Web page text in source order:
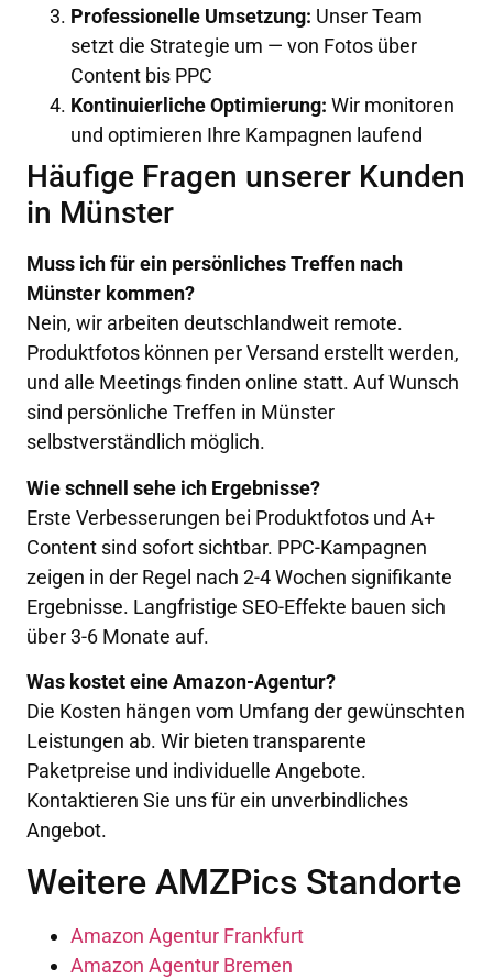
Professionelle Umsetzung: Unser Team
setzt die Strategie um — von Fotos über
Content bis PPC
Kontinuierliche Optimierung: Wir monitoren
und optimieren Ihre Kampagnen laufend
Häufige Fragen unserer Kunden
in Münster
Muss ich für ein persönliches Treffen nach
Münster kommen?
Nein, wir arbeiten deutschlandweit remote.
Produktfotos können per Versand erstellt werden,
und alle Meetings finden online statt. Auf Wunsch
sind persönliche Treffen in Münster
selbstverständlich möglich.
Wie schnell sehe ich Ergebnisse?
Erste Verbesserungen bei Produktfotos und A+
Content sind sofort sichtbar. PPC-Kampagnen
zeigen in der Regel nach 2-4 Wochen signifikante
Ergebnisse. Langfristige SEO-Effekte bauen sich
über 3-6 Monate auf.
Was kostet eine Amazon-Agentur?
Die Kosten hängen vom Umfang der gewünschten
Leistungen ab. Wir bieten transparente
Paketpreise und individuelle Angebote.
Kontaktieren Sie uns für ein unverbindliches
Angebot.
Weitere AMZPics Standorte
Amazon Agentur Frankfurt
Amazon Agentur Bremen